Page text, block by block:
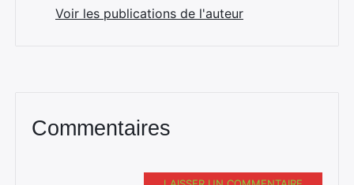
Voir les publications de l'auteur
Commentaires